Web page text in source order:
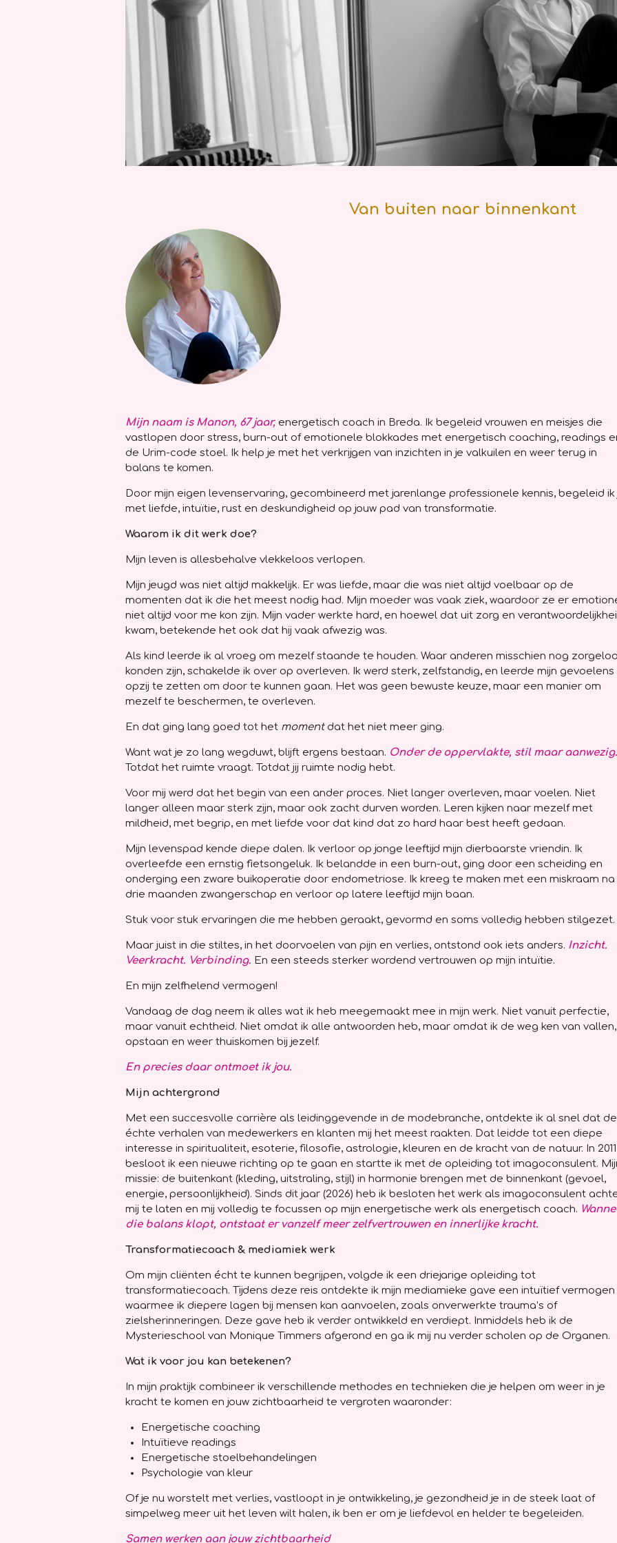
Van buiten naar binnenkant
Mijn naam is Manon, 67 jaar, energetisch coach in Breda. Ik begeleid vrouwen en meisjes die
vastlopen door stress, burn-out of emotionele blokkades met energetisch coaching, readings
de Urim-code stoel. Ik help je met het verkrijgen van inzichten in je valkuilen en weer terug in
balans te komen.
Door mijn eigen levenservaring, gecombineerd met jarenlange professionele kennis, begeleid ik
met liefde, intuïtie, rust en deskundigheid op jouw pad van transformatie.
Waarom ik dit werk doe?
Mijn leven is allesbehalve vlekkeloos verlopen.
Mijn jeugd was niet altijd makkelijk. Er was liefde, maar die was niet altijd voelbaar op de
momenten dat ik die het meest nodig had. Mijn moeder was vaak ziek, waardoor ze er
niet altijd voor me kon zijn. Mijn vader werkte hard, en hoewel dat uit zorg en
kwam, betekende het ook dat hij vaak afwezig was.
Als kind leerde ik al vroeg om mezelf staande te houden. Waar anderen misschien nog
konden zijn, schakelde ik over op overleven. Ik werd sterk, zelfstandig, en leerde mijn gevoelens
opzij te zetten om door te kunnen gaan. Het was geen bewuste keuze, maar een manier om
mezelf te beschermen, te overleven.
En dat ging lang goed tot het momentdat het niet meer ging.
Want wat je zo lang wegduwt, blijft ergens bestaan. Onder de oppervlakte, stil maar aanwezig.
Totdat het ruimte vraagt. Totdat jij ruimte nodig hebt.
Voor mij werd dat het begin van een ander proces. Niet langer overleven, maar voelen. Niet
langer alleen maar sterk zijn, maar ook zacht durven worden. Leren kijken naar mezelf met
mildheid, met begrip, en met liefde voor dat kind dat zo hard haar best heeft gedaan.
Mijn levenspad kende diepe dalen. Ik verloor op jonge leeftijd mijn dierbaarste vriendin. Ik
overleefde een ernstig fietsongeluk. Ik belandde in een burn-out, ging door een scheiding en
onderging een zware buikoperatie door endometriose. Ik kreeg te maken met een miskraam na
drie maanden zwangerschap en verloor op latere leeftijd mijn baan.
Stuk voor stuk ervaringen die me hebben geraakt, gevormd en soms volledig hebben stilgezet.
Maar juist in die stiltes, in het doorvoelen van pijn en verlies, ontstond ook iets anders. Inzicht.
Veerkracht. Verbinding. En een steeds sterker wordend vertrouwen op mijn intuïtie.
En mijn zelfhelend vermogen!
Vandaag de dag neem ik alles wat ik heb meegemaakt mee in mijn werk. Niet vanuit perfectie,
maar vanuit echtheid. Niet omdat ik alle antwoorden heb, maar omdat ik de weg ken van vallen,
opstaan en weer thuiskomen bij jezelf.
En precies daar ontmoet ik jou.
Mijn achtergrond
Met een succesvolle carrière als leidinggevende in de modebranche, ontdekte ik al snel dat de
échte verhalen van medewerkers en klanten mij het meest raakten. Dat leidde tot een diepe
interesse in spiritualiteit, esoterie, filosofie, astrologie, kleuren en de kracht van de natuur. In 2011
besloot ik een nieuwe richting op te gaan en startte ik met de opleiding tot imagoconsulent.
missie: de buitenkant (kleding, uitstraling, stijl) in harmonie brengen met de binnenkant (gevoel,
energie, persoonlijkheid). Sinds dit jaar (2026) heb ik besloten het werk als imagoconsulent
mij te laten en mij volledig te focussen op mijn energetische werk als energetisch coach.
die balans klopt, ontstaat er vanzelf meer zelfvertrouwen en innerlijke kracht.
Transformatiecoach & mediamiek werk
Om mijn cliënten écht te kunnen begrijpen, volgde ik een driejarige opleiding tot
transformatiecoach. Tijdens deze reis ontdekte ik mijn mediamieke gave een intuïtief vermogen
waarmee ik diepere lagen bij mensen kan aanvoelen, zoals onverwerkte trauma’s of
zielsherinneringen. Deze gave heb ik verder ontwikkeld en verdiept. Inmiddels heb ik de
Mysterieschool van Monique Timmers afgerond en ga ik mij nu verder scholen op de Organen.
Wat ik voor jou kan betekenen?
In mijn praktijk combineer ik verschillende methodes en technieken die je helpen om weer in je
kracht te komen en jouw zichtbaarheid te vergroten waaronder:
Energetische coaching
Intuïtieve readings
Energetische stoelbehandelingen
Psychologie van kleur
Of je nu worstelt met verlies, vastloopt in je ontwikkeling, je gezondheid je in de steek laat of
simpelweg meer uit het leven wilt halen, ik ben er om je liefdevol en helder te begeleiden.
Samen werken aan jouw zichtbaarheid